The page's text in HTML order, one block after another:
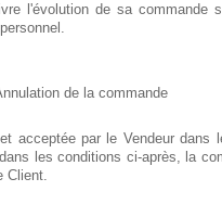
l'évolution de sa commande
de la commande
acceptée par le Vendeur dans
les conditions ci-après, la
Client.